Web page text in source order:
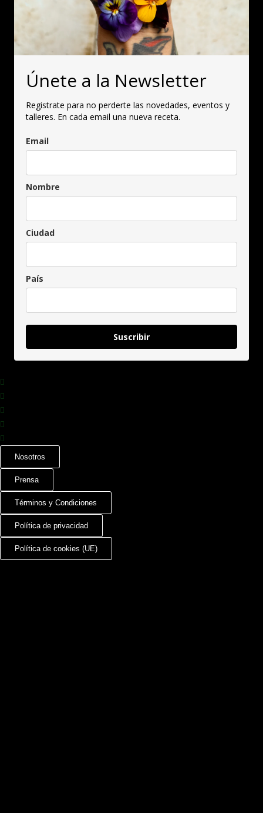
Únete a la Newsletter
Registrate para no perderte las novedades, eventos y
talleres. En cada email una nueva receta.
Email
Nombre
Ciudad
País
Suscribir
Nosotros
Prensa
Términos y Condiciones
Política de privacidad
Política de cookies (UE)